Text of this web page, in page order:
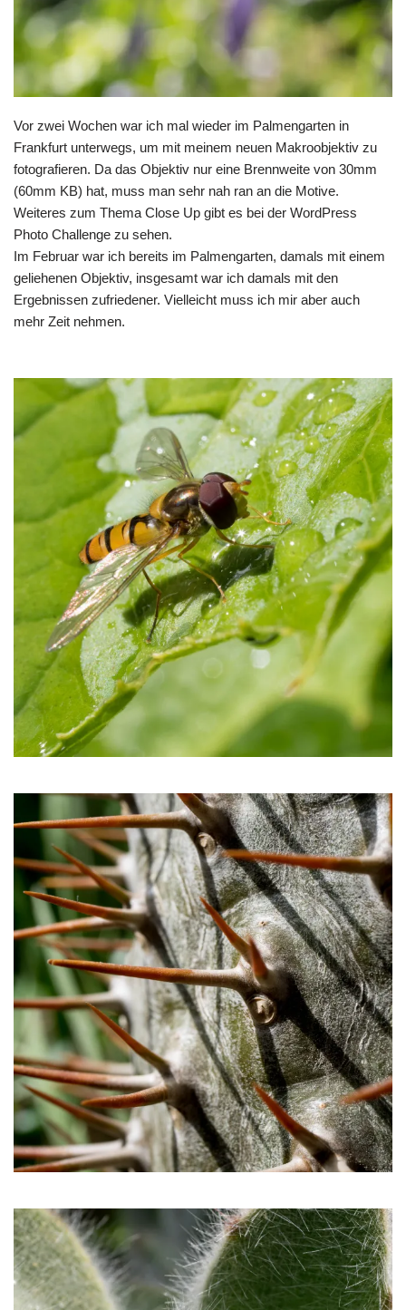
Vor zwei Wochen war ich mal wieder im Palmengarten in
Frankfurt unterwegs, um mit meinem neuen Makroobjektiv zu
fotografieren. Da das Objektiv nur eine Brennweite von 30mm
(60mm KB) hat, muss man sehr nah ran an die Motive.
Weiteres zum Thema Close Up gibt es bei der WordPress
Photo Challenge zu sehen.
Im Februar war ich bereits im Palmengarten, damals mit einem
geliehenen Objektiv, insgesamt war ich damals mit den
Ergebnissen zufriedener. Vielleicht muss ich mir aber auch
mehr Zeit nehmen.